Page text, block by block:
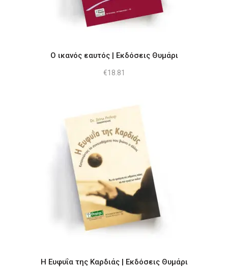
Ο ικανός εαυτός | Εκδόσεις Θυμάρι
€18.81
Η Ευφυΐα της Καρδιάς | Εκδόσεις Θυμάρι